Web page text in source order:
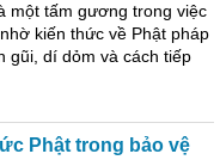
một tấm gương trong việc
kiến thức về Phật pháp
gũi, dí dỏm và cách tiếp
Phật trong bảo vệ